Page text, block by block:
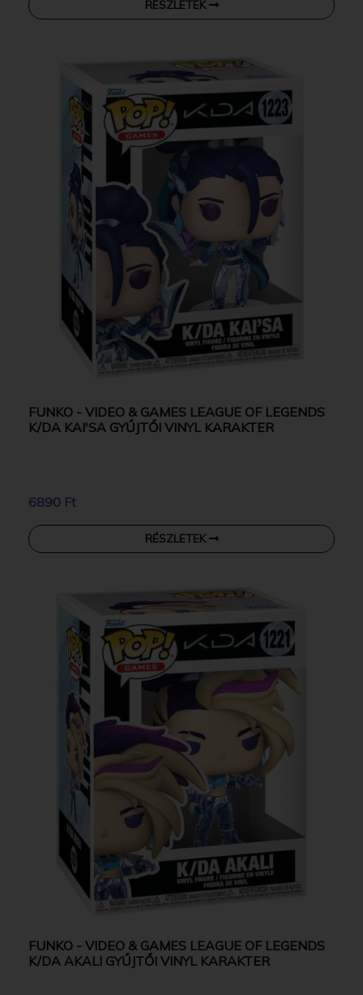
RÉSZLETEK
FUNKO - VIDEO & GAMES LEAGUE OF LEGENDS
K/DA KAI'SA GYŰJTŐI VINYL KARAKTER
6890 Ft
RÉSZLETEK
FUNKO - VIDEO & GAMES LEAGUE OF LEGENDS
K/DA AKALI GYŰJTŐI VINYL KARAKTER